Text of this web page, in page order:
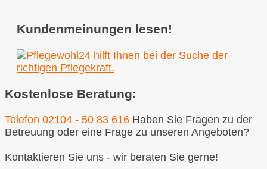
Kundenmeinungen lesen!
Kostenlose Beratung:
Telefon 02104 - 50 83 616 Haben Sie Fragen zu der
Betreuung oder eine Frage zu unseren Angeboten?
Kontaktieren Sie uns - wir beraten Sie gerne!